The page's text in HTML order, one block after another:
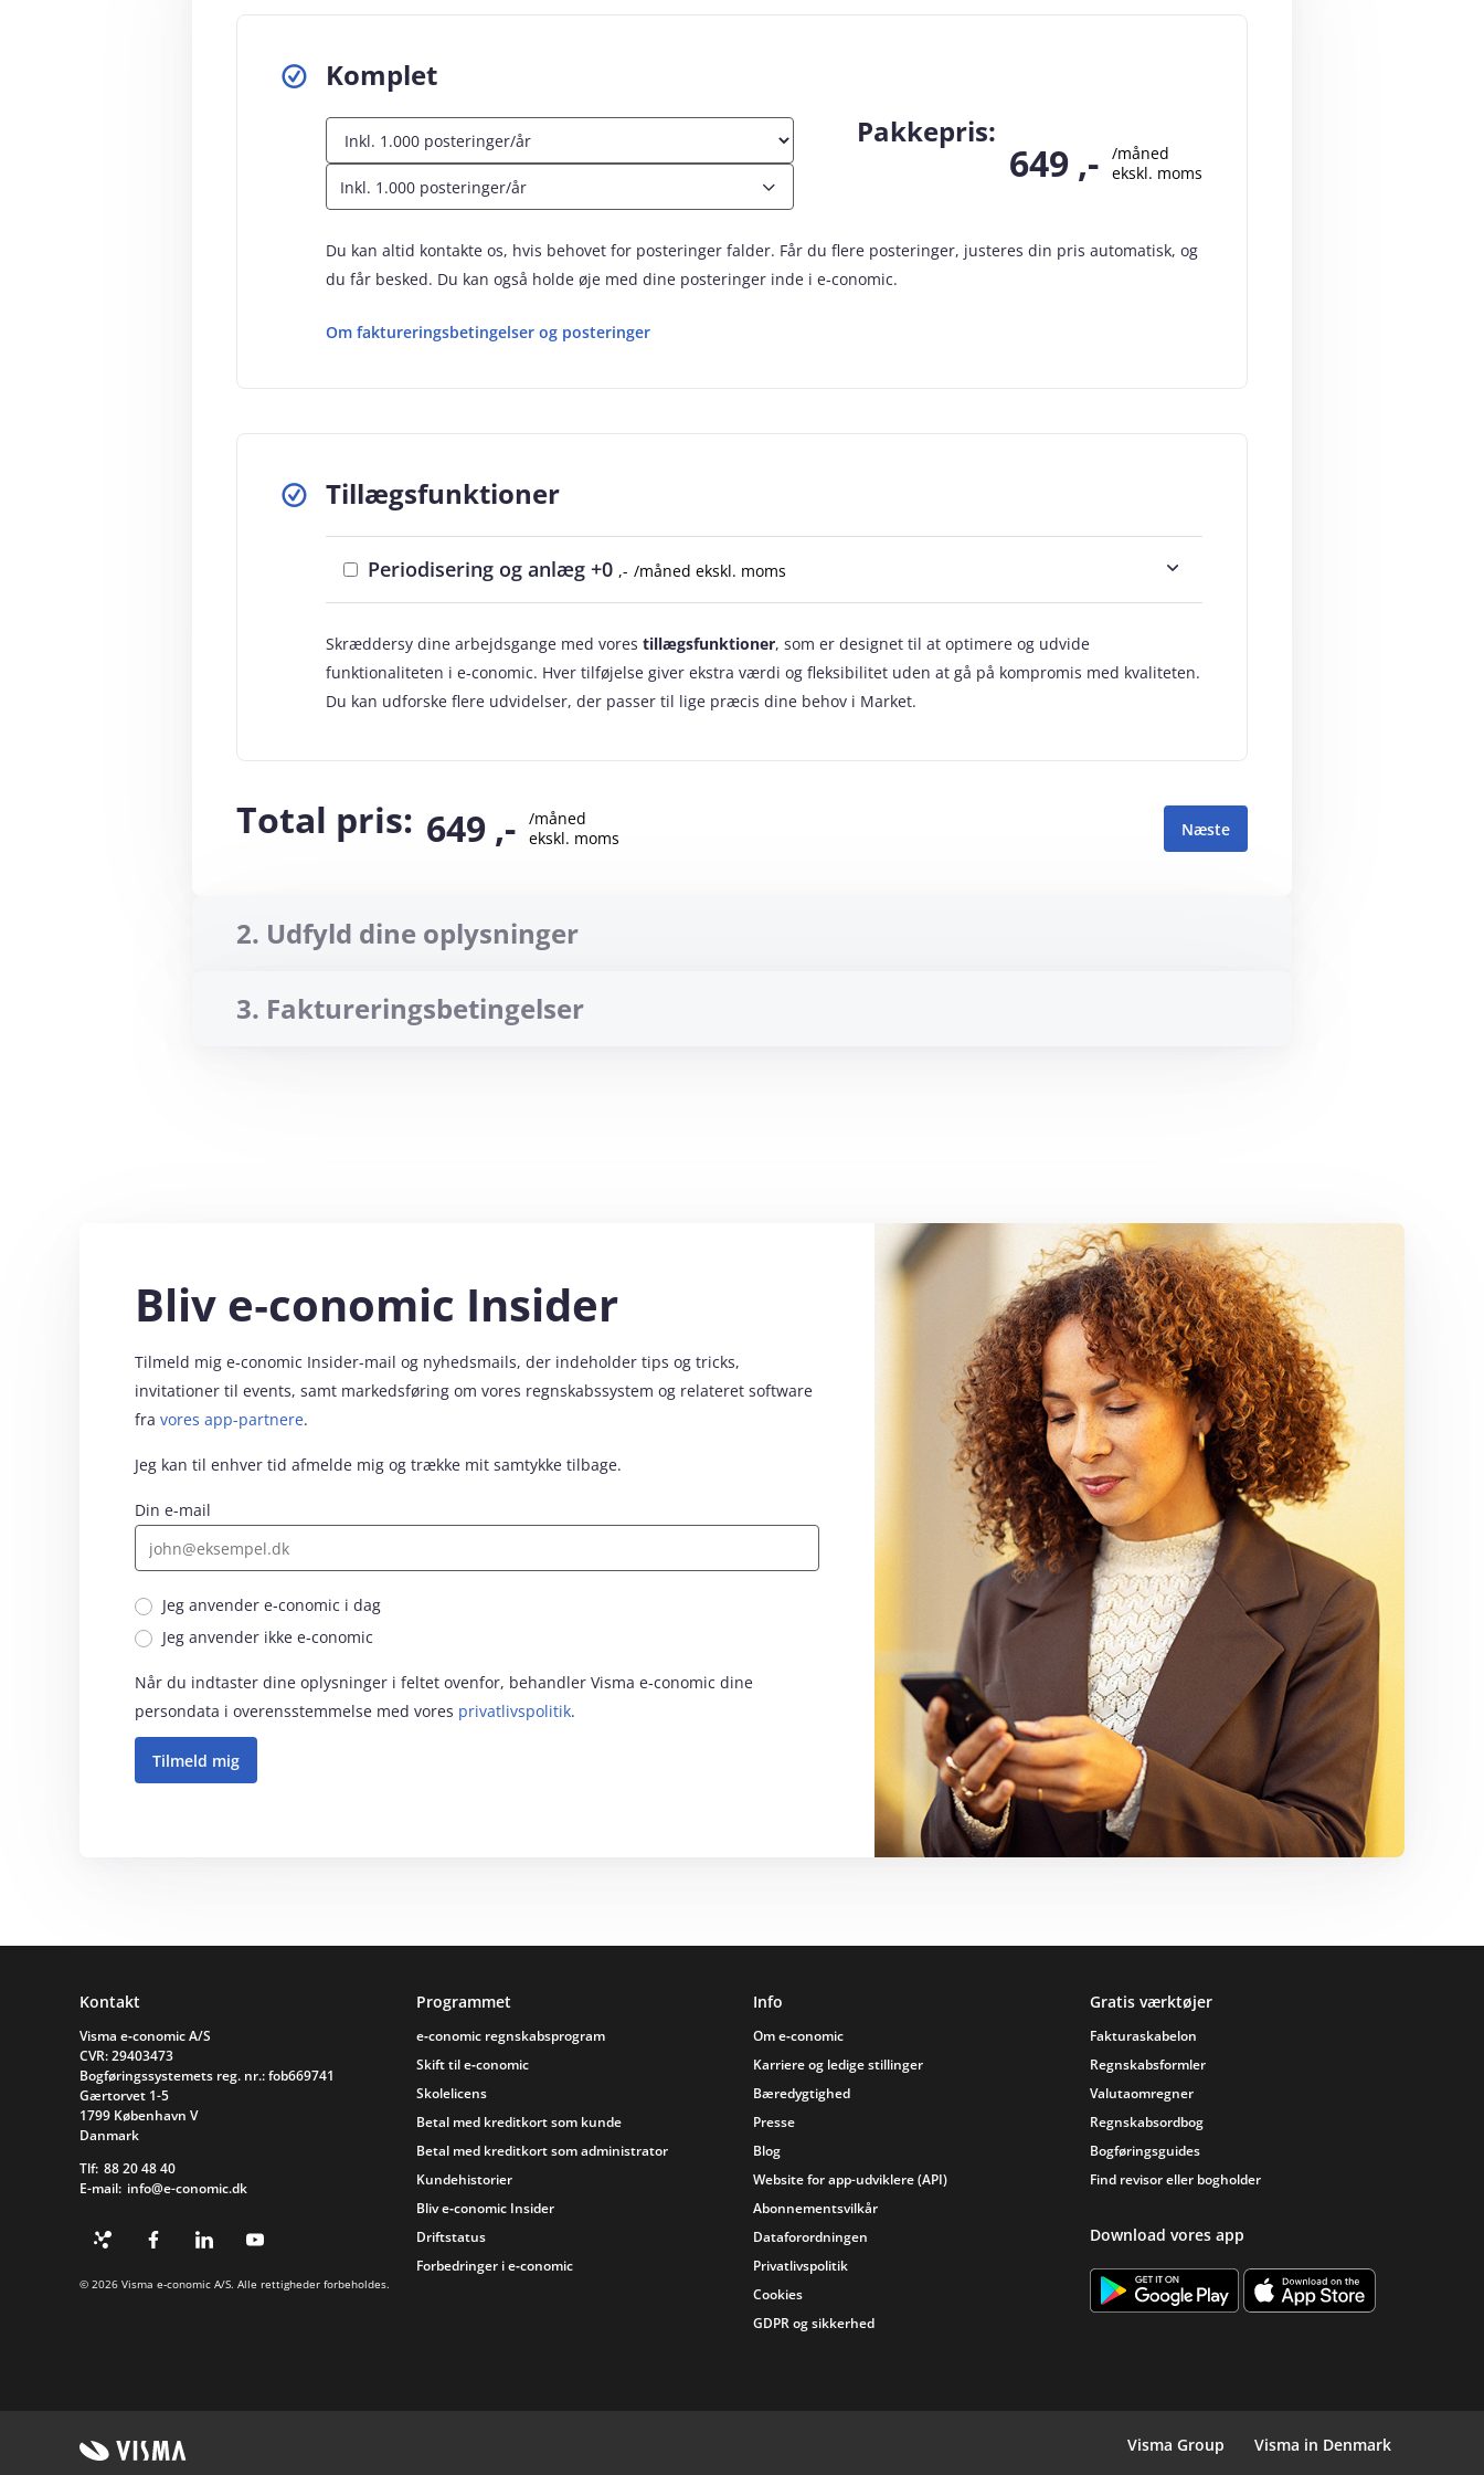
Komplet
Inkl. 1.000 posteringer/år
Pakkepris:
649 ,-
/måned
ekskl. moms
Du kan altid kontakte os, hvis behovet for posteringer falder. Får du flere posteringer, justeres din pris automatisk, og
du får besked. Du kan også holde øje med dine posteringer inde i e‑conomic.
Om faktureringsbetingelser og posteringer
Tillægsfunktioner
Periodisering og anlæg +0 ,- /måned ekskl. moms
Skræddersy dine arbejdsgange med vores tillægsfunktioner, som er designet til at optimere og udvide
funktionaliteten i e‑conomic. Hver tilføjelse giver ekstra værdi og fleksibilitet uden at gå på kompromis med kvaliteten.
Du kan udforske flere udvidelser, der passer til lige præcis dine behov i Market.
Total pris: 649 ,-
/måned
ekskl. moms
Næste
2. Udfyld dine oplysninger
Virksomhedsoplysninger
Efternavn
E-mail
Dine oplysninger behandles i overensstemmelse med vores
Jeg har læst og accepterer
tips og tricks, invitationer til events, samt markedsføring om
vores regnskabssystem og relateret software fra vores
3. Faktureringsbetingelser
Bliv e‑conomic Insider
Tilmeld mig e‑conomic Insider-mail og nyhedsmails, der indeholder tips og tricks,
invitationer til events, samt markedsføring om vores regnskabssystem og relateret software
fra vores app-partnere.
Jeg kan til enhver tid afmelde mig og trække mit samtykke tilbage.
Din e-mail
Jeg anvender e‑conomic i dag
Jeg anvender ikke e‑conomic
Når du indtaster dine oplysninger i feltet ovenfor, behandler Visma e‑conomic dine
persondata i overensstemmelse med vores privatlivspolitik.
Sidefod
Kontakt
Visma e‑conomic A/S
CVR: 29403473
Bogføringssystemets reg. nr.: fob669741
Gærtorvet 1-5
1799 København V
Danmark
Tlf: 88 20 48 40
E-mail: info@e-conomic.dk
© 2026 Visma e‑conomic A/S. Alle rettigheder forbeholdes.
Programmet
e‑conomic regnskabsprogram
Skift til e‑conomic
Skolelicens
Betal med kreditkort som kunde
Betal med kreditkort som administrator
Kundehistorier
Bliv e‑conomic Insider
Driftstatus
Forbedringer i e‑conomic
Info
Om e‑conomic
Karriere og ledige stillinger
Bæredygtighed
Presse
Blog
Website for app-udviklere (API)
Abonnementsvilkår
Dataforordningen
Privatlivspolitik
Cookies
GDPR og sikkerhed
Gratis værktøjer
Fakturaskabelon
Regnskabsformler
Valutaomregner
Regnskabsordbog
Bogføringsguides
Find revisor eller bogholder
Download vores app
Visma Group Visma in Denmark